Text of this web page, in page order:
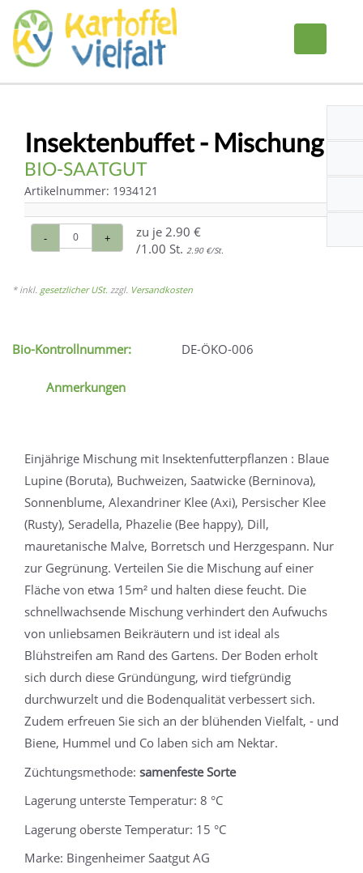
Insektenbuffet - Mischung
BIO-SAATGUT
Artikelnummer: 1934121
- + zu je 2.90 €
/1.00 St. 2.90 €/St.
* inkl. gesetzlicher USt. zzgl. Versandkosten
Bio-Kontrollnummer: DE-ÖKO-006
Anmerkungen
Einjährige Mischung mit Insektenfutterpflanzen : Blaue
Lupine (Boruta), Buchweizen, Saatwicke (Berninova),
Sonnenblume, Alexandriner Klee (Axi), Persischer Klee
(Rusty), Seradella, Phazelie (Bee happy), Dill,
mauretanische Malve, Borretsch und Herzgespann. Nur
zur Gegrünung. Verteilen Sie die Mischung auf einer
Fläche von etwa 15m² und halten diese feucht. Die
schnellwachsende Mischung verhindert den Aufwuchs
von unliebsamen Beikräutern und ist ideal als
Blühstreifen am Rand des Gartens. Der Boden erholt
sich durch diese Gründüngung, wird tiefgründig
durchwurzelt und die Bodenqualität verbessert sich.
Zudem erfreuen Sie sich an der blühenden Vielfalt, - und
Biene, Hummel und Co laben sich am Nektar.
Züchtungsmethode: samenfeste Sorte
Lagerung unterste Temperatur: 8 °C
Lagerung oberste Temperatur: 15 °C
Marke: Bingenheimer Saatgut AG